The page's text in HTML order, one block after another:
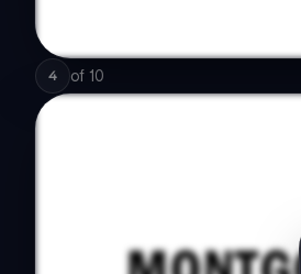
4 of 10